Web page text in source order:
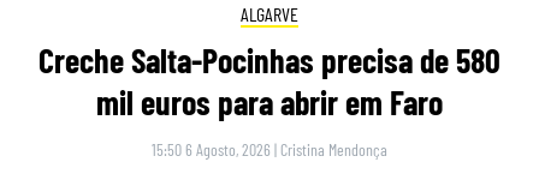
ALGARVE
Creche Salta-Pocinhas precisa de 580
mil euros para abrir em Faro
15:50 6 Agosto, 2026 | Cristina Mendonça